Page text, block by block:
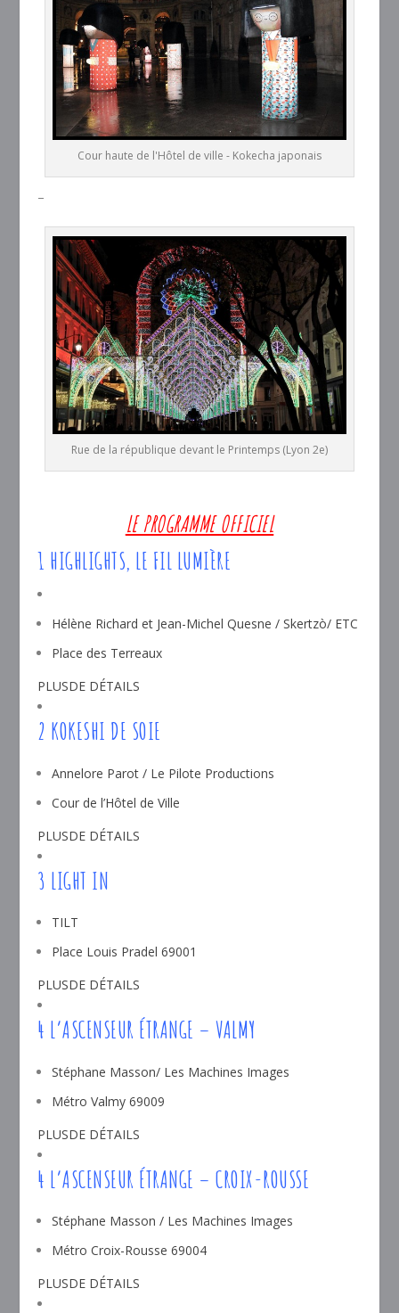
Cour haute de l'Hôtel de ville - Kokecha japonais
–
Rue de la république devant le Printemps (Lyon 2e)
LE PROGRAMME OFFICIEL
1 HIGHLIGHTS, LE FIL LUMIÈRE
Hélène Richard et Jean-Michel Quesne / Skertzò/ ETC
Place des Terreaux
PLUSDE DÉTAILS
2 KOKESHI DE SOIE
Annelore Parot / Le Pilote Productions
Cour de l’Hôtel de Ville
PLUSDE DÉTAILS
3 LIGHT IN
TILT
Place Louis Pradel 69001
PLUSDE DÉTAILS
4 L’ASCENSEUR ÉTRANGE – VALMY
Stéphane Masson/ Les Machines Images
Métro Valmy 69009
PLUSDE DÉTAILS
4 L’ASCENSEUR ÉTRANGE – CROIX-ROUSSE
Stéphane Masson / Les Machines Images
Métro Croix-Rousse 69004
PLUSDE DÉTAILS